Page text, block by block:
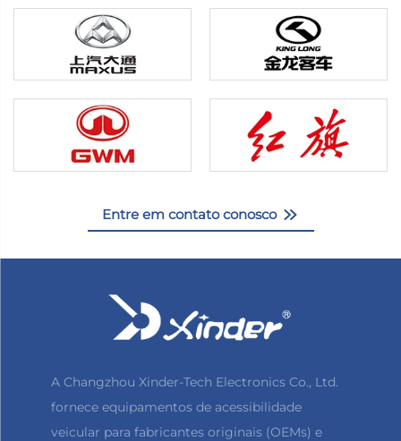
Entre em contato conosco
A Changzhou Xinder-Tech Electronics Co., Ltd.
fornece equipamentos de acessibilidade
veicular para fabricantes originais (OEMs) e